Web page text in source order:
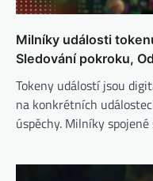
Milníky události
Sledování pokroku,
Tokeny událostí jsou
na konkrétních
úspěchy. Milníky